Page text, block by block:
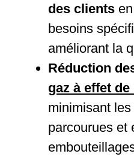
des clients
besoins
améliorant la
Réduction
gaz à effet
minimisant
parcourues et